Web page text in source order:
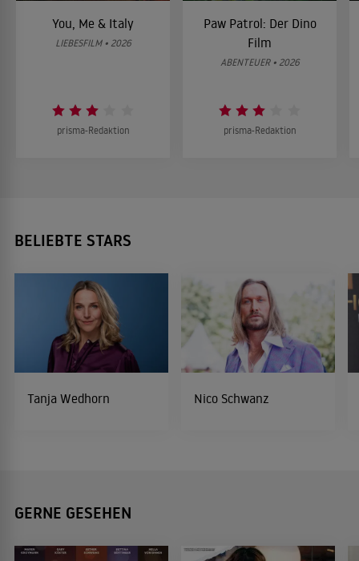
You, Me & Italy
LIEBESFILM • 2026
prisma-Redaktion
Paw Patrol: Der Dino
Film
ABENTEUER • 2026
prisma-Redaktion
BELIEBTE STARS
Tanja Wedhorn Nico Schwanz
GERNE GESEHEN